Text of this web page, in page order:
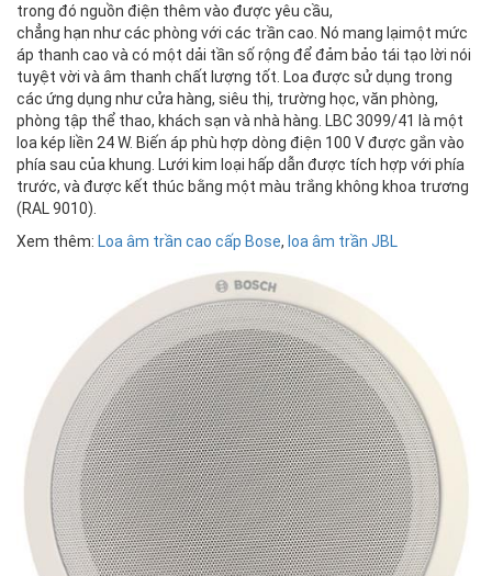
trong đó nguồn điện thêm vào được yêu cầu,
chẳng hạn như các phòng với các trần cao. Nó mang lạimột mức
áp thanh cao và có một dải tần số rộng để đảm bảo tái tạo lời nói
tuyệt vời và âm thanh chất lượng tốt. Loa được sử dụng trong
các ứng dụng như cửa hàng, siêu thị, trường học, văn phòng,
phòng tập thể thao, khách sạn và nhà hàng. LBC 3099/41 là một
loa kép liền 24 W. Biến áp phù hợp dòng điện 100 V được gắn vào
phía sau của khung. Lưới kim loại hấp dẫn được tích hợp với phía
trước, và được kết thúc bằng một màu trắng không khoa trương
(RAL 9010).
Xem thêm: Loa âm trần cao cấp Bose, loa âm trần JBL